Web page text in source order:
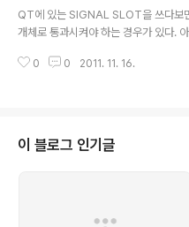
QT에 있는 SIGNAL SLOT을 쓰다보
개체로 통과시켜야 하는 경우가 있다.
생한다고 하자. 그렇다면 버튼이 발생시
ct::connect(pushButton,
SLOT(passClicked())); void
0 0 2011. 11. 16.
이 블로그 인기글